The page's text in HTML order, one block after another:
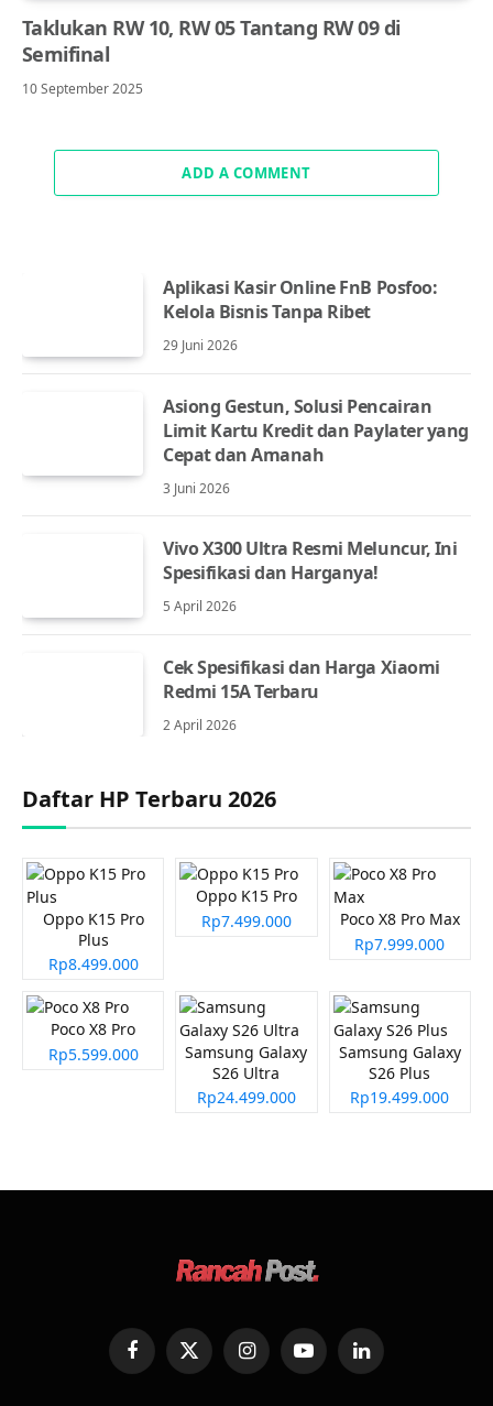
Taklukan RW 10, RW 05 Tantang RW 09 di
Semifinal
10 September 2025
ADD A COMMENT
Aplikasi Kasir Online FnB Posfoo:
Kelola Bisnis Tanpa Ribet
29 Juni 2026
Asiong Gestun, Solusi Pencairan
Limit Kartu Kredit dan Paylater yang
Cepat dan Amanah
3 Juni 2026
Vivo X300 Ultra Resmi Meluncur, Ini
Spesifikasi dan Harganya!
5 April 2026
Cek Spesifikasi dan Harga Xiaomi
Redmi 15A Terbaru
2 April 2026
Daftar HP Terbaru 2026
Oppo K15 Pro
Plus
Rp8.499.000
Oppo K15 Pro
Rp7.499.000
Poco X8 Pro Max
Rp7.999.000
Poco X8 Pro
Rp5.599.000
Samsung Galaxy
S26 Ultra
Rp24.499.000
Samsung Galaxy
S26 Plus
Rp19.499.000
FacebookX
(Twitter)
InstagramYouTubeLinkedIn